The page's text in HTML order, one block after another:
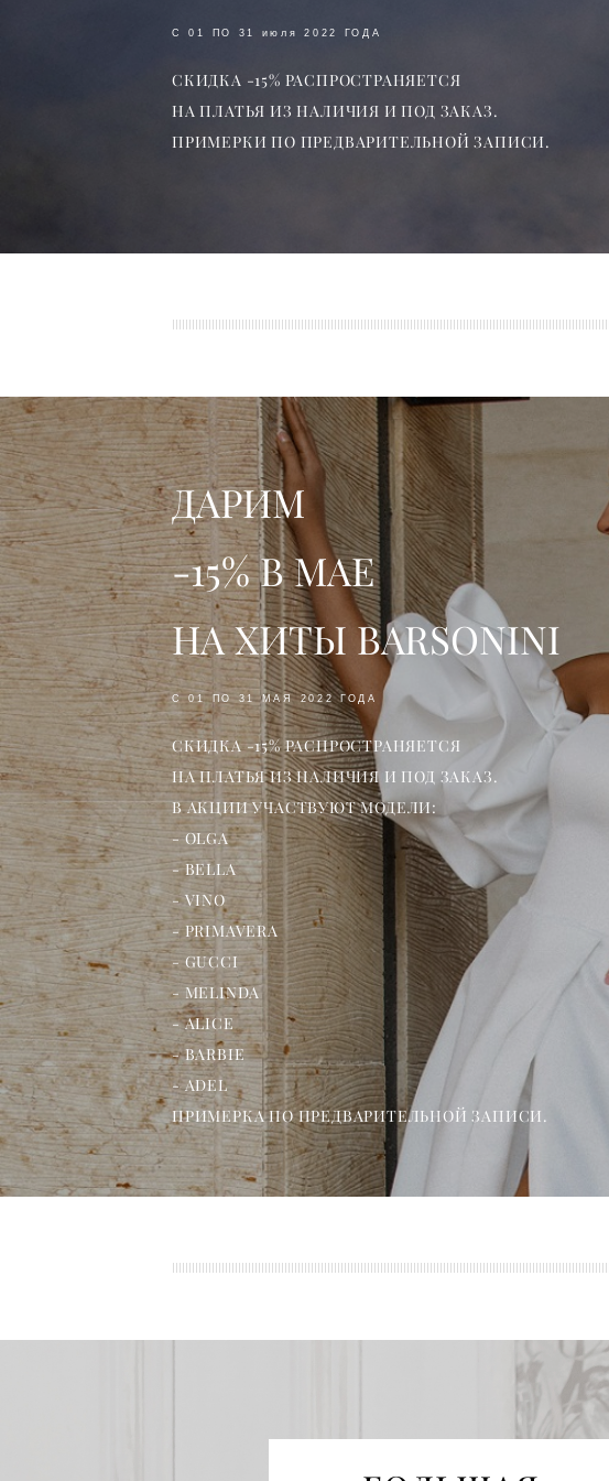
С 01 ПО 31 июля 2022 ГОДА
СКИДКА -15% РАСПРОСТРАНЯЕТСЯ
НА ПЛАТЬЯ ИЗ НАЛИЧИЯ И ПОД ЗАКАЗ.
ПРИМЕРКИ ПО ПРЕДВАРИТЕЛЬНОЙ ЗАПИСИ.
ДАРИМ
-15% В МАЕ
НА ХИТЫ BARSONINI
С 01 ПО 31 МАЯ 2022 ГОДА
СКИДКА -15% РАСПРОСТРАНЯЕТСЯ
НА ПЛАТЬЯ ИЗ НАЛИЧИЯ И ПОД ЗАКАЗ.
В АКЦИИ УЧАСТВУЮТ МОДЕЛИ:
- OLGA
- BELLA
- VINO
- PRIMAVERA
- GUCCI
- MELINDA
- ALICE
- BARBIE
- ADEL
ПРИМЕРКА ПО ПРЕДВАРИТЕЛЬНОЙ ЗАПИСИ.